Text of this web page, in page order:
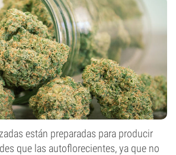
están preparadas para producir
que las autoflorecientes, ya que no